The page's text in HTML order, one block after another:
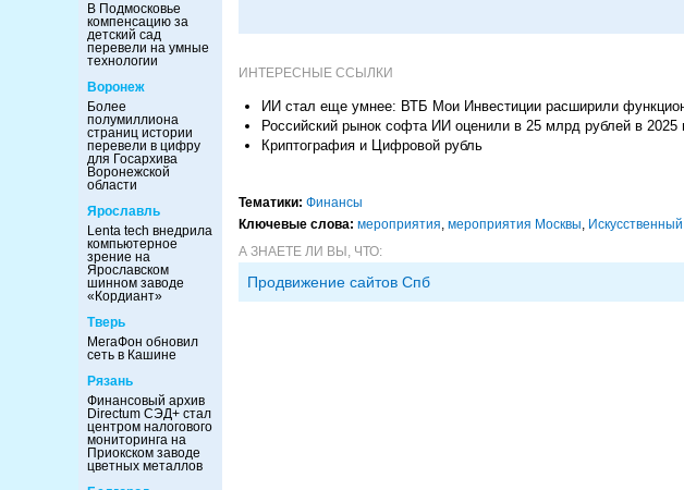
В Подмосковье
компенсацию за
детский сад
перевели на умные
технологии
Воронеж
Более
полумиллиона
страниц истории
перевели в цифру
для Госархива
Воронежской
области
Ярославль
Lenta tech внедрила
компьютерное
зрение на
Ярославском
шинном заводе
«Кордиант»
Тверь
МегаФон обновил
сеть в Кашине
Рязань
Финансовый архив
Directum СЭД+ стал
центром налогового
мониторинга на
Приокском заводе
цветных металлов
ИНТЕРЕСНЫЕ ССЫЛКИ
ИИ стал еще умнее: ВТБ Мои Инвестиции расширили
Российский рынок софта ИИ оценили в 25 млрд рублей в 2025
Криптография и Цифровой рубль
Тематики: Финансы
Ключевые слова: мероприятия, мероприятия Москвы,
А ЗНАЕТЕ ЛИ ВЫ, ЧТО:
Продвижение сайтов Спб